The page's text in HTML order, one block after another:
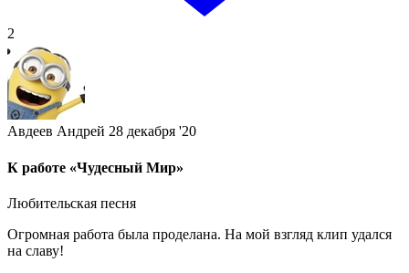
2
Авдеев Андрей 28 декабря '20
К работе «Чудесный Мир»
Любительская песня
Огромная работа была проделана. На мой взгляд клип удался
на славу!